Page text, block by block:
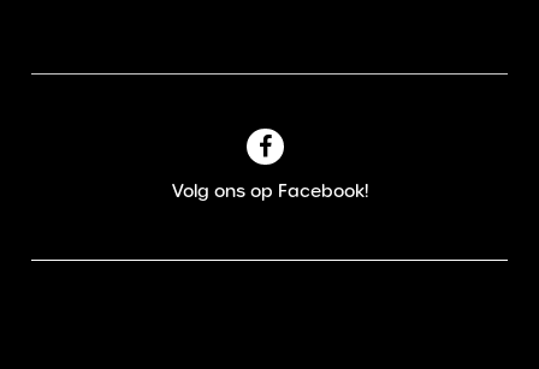
Volg ons op Facebook!